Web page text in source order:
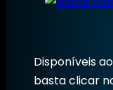
Disponíveis
basta clicar